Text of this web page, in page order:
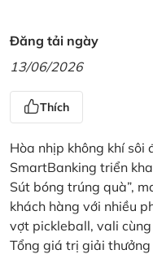
Đăng tải ngày
13/06/2026
Thích
Hòa nhịp không khí sôi
SmartBanking triển
Sút bóng trúng quà”,
khách hàng với nhiều
vợt pickleball, vali
Tổng giá trị giải